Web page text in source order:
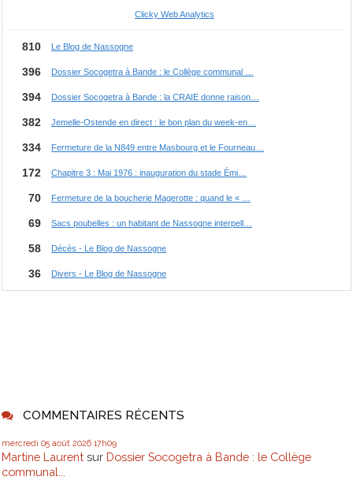
COMMENTAIRES RÉCENTS
mercredi 05 août 2026 17h09
Martine Laurent sur Dossier Socogetra à Bande : le Collège
communal...